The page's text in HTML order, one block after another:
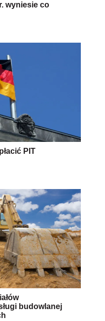
wyniesie co
PIT
budowlanej